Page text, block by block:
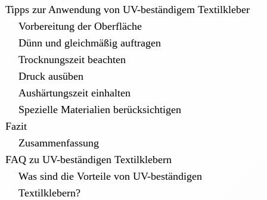
Tipps zur Anwendung von UV-beständigem Textilkleber
Vorbereitung der Oberfläche
Dünn und gleichmäßig auftragen
Trocknungszeit beachten
Druck ausüben
Aushärtungszeit einhalten
Spezielle Materialien berücksichtigen
Fazit
Zusammenfassung
FAQ zu UV-beständigen Textilklebern
Was sind die Vorteile von UV-beständigen
Textilklebern?